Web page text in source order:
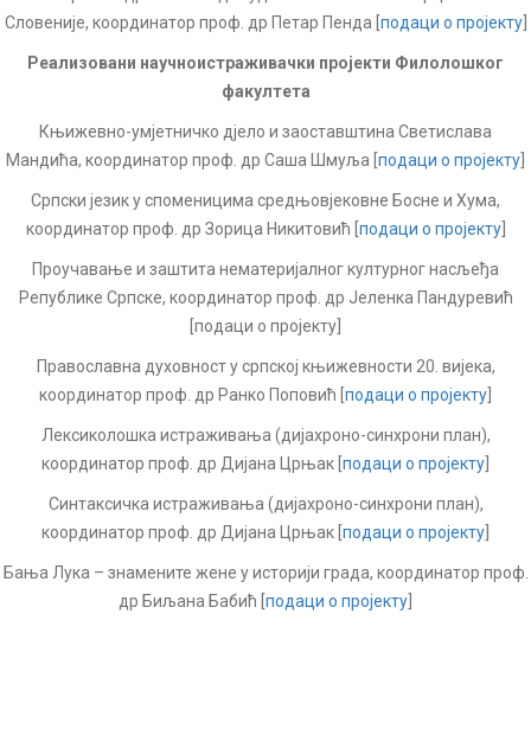
Словеније, координатор проф. др Петар Пенда [ подаци о пројекту]
Реализовани научноистраживачки пројекти Филолошког
факултета
Књижевно-умјетничко дјело и заоставштина Светислава
Мандића, координатор проф. др Саша Шмуља [ подаци о пројекту
Српски језик у споменицима средњовјековне Босне и Хума,
координатор проф. др Зорица Никитовић [ подаци о пројекту]
Проучавање и заштита нематеријалног културног насљеђа
Републике Српске, координатор проф. др Јеленка Пандуревић
[подаци о пројекту]
Православна духовност у српској књижевности 20. вијека,
координатор проф. др Ранко Поповић [ подаци о пројекту
Лексиколошка истраживања (дијахроно-синхрони план),
координатор проф. др Дијана Црњак [ подаци о пројекту
Синтаксичка истраживања (дијахроно-синхрони план),
координатор проф. др Дијана Црњак [ подаци о пројекту
Бања Лука – знамените жене у историји града, координатор проф.
др Биљана Бабић [ подаци о пројекту